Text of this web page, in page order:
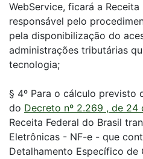
WebService, ficará a Receita
responsável pelo
pela disponibilização do
administrações tributárias
tecnologia;
§ 4º Para o cálculo previsto
do Decreto nº 2.269 , de 24
Receita Federal do Brasil
Eletrônicas - NF-e - que
Detalhamento Específico de